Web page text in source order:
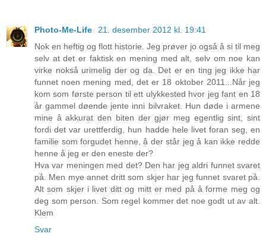
Photo-Me-Life
21. desember 2012 kl. 19:41
Nok en heftig og flott historie. Jeg prøver jo også å si til meg
selv at det er faktisk en mening med alt, selv om noe kan
virke nokså urimelig der og da. Det er en ting jeg ikke har
funnet noen mening med, det er 18 oktober 2011...Når jeg
kom som første person til ett ulykkested hvor jeg fant en 18
år gammel døende jente inni bilvraket. Hun døde i armene
mine å akkurat den biten der gjør meg egentlig sint, sint
fordi det var urettferdig, hun hadde hele livet foran seg, en
familie som forgudet henne, å der står jeg å kan ikke redde
henne å jeg er den eneste der?
Hva var meningen med det? Den har jeg aldri funnet svaret
på. Men mye annet dritt som skjer har jeg funnet svaret på.
Alt som skjer i livet ditt og mitt er med på å forme meg og
deg som person. Som regel kommer det noe godt ut av alt.
Klem
Svar